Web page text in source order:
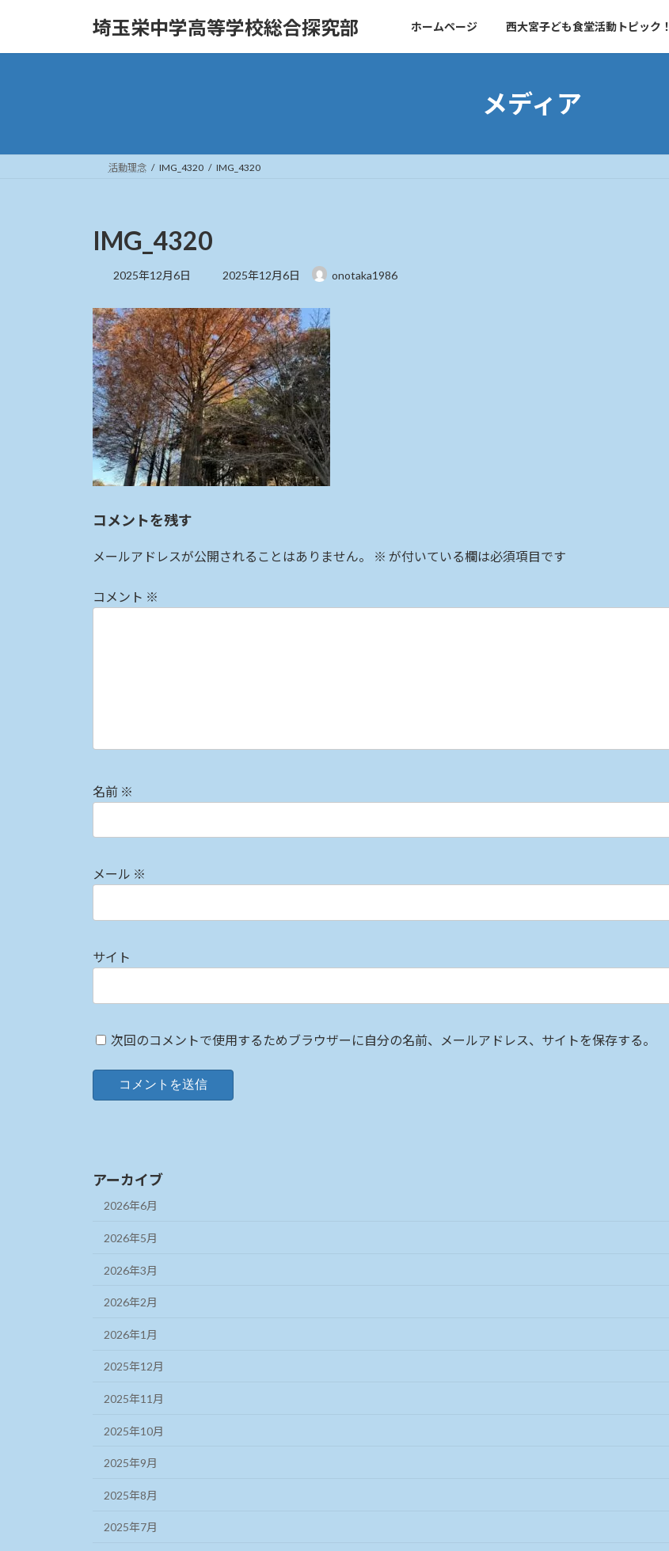
埼玉栄中学高等学校総合探究部 ホームページ 西大宮子ども食堂活動トピック！
メディア
活動理念 IMG_4320 IMG_4320
IMG_4320
2025年12月6日
最
新
日
時
:
2025年12月6日 onotaka1986
コメントを残す
メールアドレスが公開されることはありません。 ※ が付いている欄は必須項目です
コメント ※
名前 ※
メール ※
サイト
次回のコメントで使用するためブラウザーに自分の名前、メールアドレス、サイトを保存する。
アーカイブ
2026年6月
2026年5月
2026年3月
2026年2月
2026年1月
2025年12月
2025年11月
2025年10月
2025年9月
2025年8月
2025年7月